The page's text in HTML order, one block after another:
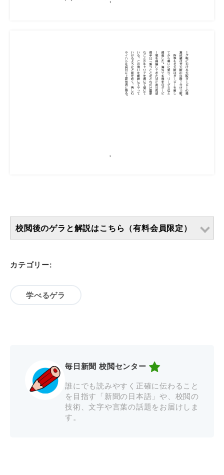
校閲後のゲラと解説はこちら（有料会員限定）
カテゴリー:
学べるゲラ
毎日新聞 校閲センター
誰にでも読みやすく正確に伝わること
を目指す「新聞の日本語」や、校閲の
技術、文字や言葉の話題をお届けしま
す。